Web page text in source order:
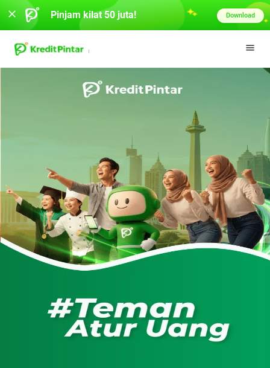
Pinjam kilat 50 juta! Download